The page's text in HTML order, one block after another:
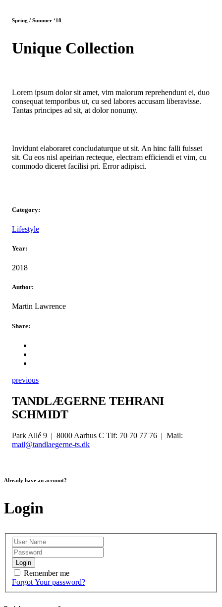
Spring / Summer ‘18
Unique Collection
Lorem ipsum dolor sit amet, vim malorum reprehendunt ei, duo
consequat temporibus ut, cu sed labores accusam liberavisse.
Tantas principes ad sit, at dolor nonumy.
Invidunt elaboraret concludaturque ut sit. An hinc falli fuisset
sit. Cu eos nisl apeirian recteque, electram efficiendi et vim, cu
commodo diceret facilisi pri. Error adipisci.
Category:
Lifestyle
Year:
2018
Author:
Martin Lawrence
Share:
previous
TANDLÆGERNE TEHRANI
SCHMIDT
Park Allé 9 | 8000 Aarhus C Tlf: 70 70 77 76 | Mail:
mail@tandlaegerne-ts.dk
Already have an account?
Login
Login
Remember me
Forgot Your password?